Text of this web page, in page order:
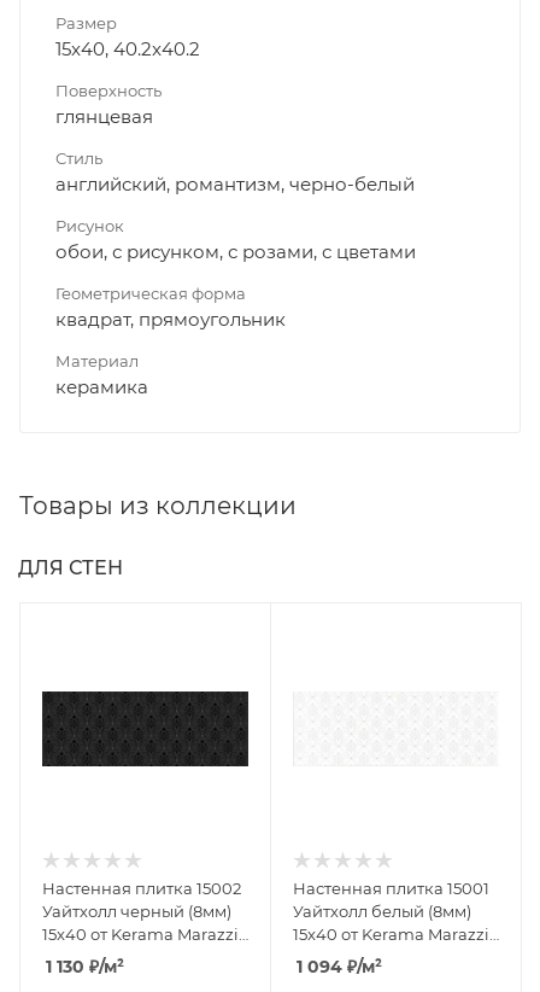
Размер
15x40, 40.2x40.2
Поверхность
глянцевая
Стиль
английский, романтизм, черно-белый
Рисунок
обои, с рисунком, с розами, с цветами
Геометрическая форма
квадрат, прямоугольник
Материал
керамика
Товары из коллекции
ДЛЯ СТЕН
Настенная плитка 15002
Уайтхолл черный (8мм)
15x40 от Kerama Marazzi
(Россия)
1 130 ₽/м²
Настенная плитка 15001
Уайтхолл белый (8мм)
15x40 от Kerama Marazzi
(Россия)
1 094 ₽/м²